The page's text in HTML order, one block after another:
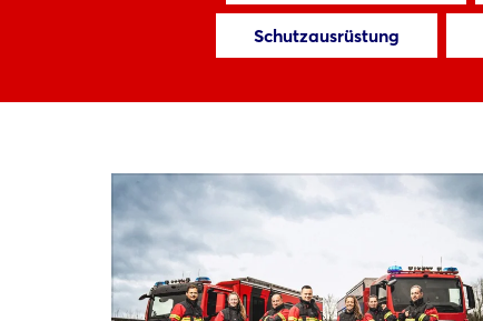
Schutzausrüstung